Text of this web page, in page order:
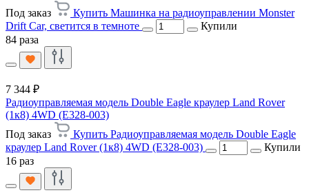
Под заказ
Купить Машинка на радиоуправлении Monster
Drift Car, светится в темноте
Купили
84 раза
7 344 ₽
Радиоуправляемая модель Double Eagle краулер Land Rover
(1к8) 4WD (E328-003)
Под заказ
Купить Радиоуправляемая модель Double Eagle
краулер Land Rover (1к8) 4WD (E328-003)
Купили
16 раз